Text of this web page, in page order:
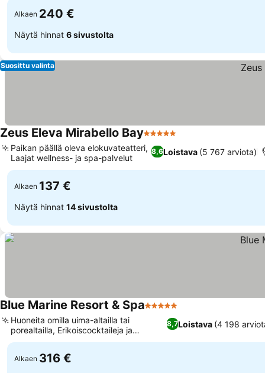
Alkaen 240 €
Näytä hinnat 6 sivustolta
Suosittu valinta
Zeus Eleva Mirabello Bay5 Tähtiluokitus
8,6Loistava (5 767 arviota)
Paikan päällä oleva elokuvateatteri,
Laajat wellness- ja spa-palvelut
Alkaen 137 €
Näytä hinnat 14 sivustolta
Blue Marine Resort & Spa5 Tähtiluokitus
8,7Loistava (4 198
Huoneita omilla uima-altailla tai
porealtailla, Erikoiscocktaileja ja
kreppiravintola
Alkaen 316 €